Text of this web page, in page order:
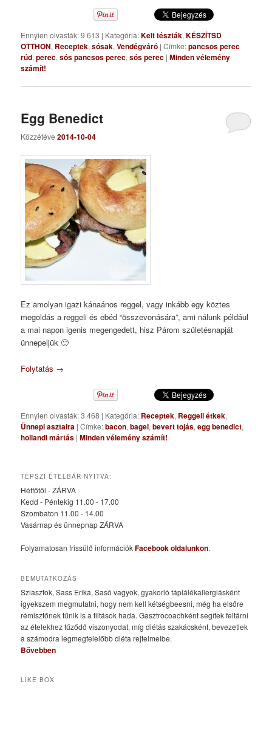
Ennyien olvasták: 9 613 | Kategória:Kelt tészták,KÉSZÍTSD
OTTHON, Receptek,sósak,Vendégváró |Címke:pancsos perec
rúd,perec,sós pancsos perec,sós perec |Minden vélemény
számít!
Egg Benedict
Közzétéve2014-10-04
Ez amolyan igazi kánaános reggel, vagy inkább egy köztes
megoldás a reggeli és ebéd “összevonására”, ami nálunk például
a mai napon igenis megengedett, hisz Párom születésnapját
ünnepeljük 🙂
Folytatás →
Ennyien olvasták: 3 468 | Kategória: Receptek, Reggeli étkek,
Ünnepi asztalra |Címke:bacon,bagel,bevert tojás,egg benedict,
hollandi mártás |Minden vélemény számít!
TEPSZI ÉTELBÁR NYITVA:
Hétfőtől - ZÁRVA
Kedd - Péntekig 11.00 - 17.00
Szombaton 11.00 - 14.00
Vasárnap és ünnepnap ZÁRVA
Folyamatosan frissülő információkFacebook oldalunkon.
BEMUTATKOZÁS
Sziasztok, Sass Erika, Sasó vagyok, gyakorló táplálékallergiásként
igyekszem megmutatni, hogy nem kell kétségbeesni, még ha elsőre
rémisztőnek tűnik is a tiltások hada. Gasztrocoachként segítek feltárni
az ételekhez fűződő viszonyodat, míg diétás szakácsként, bevezetlek
a számodra legmegfelelőbb diéta rejtelmeibe.
Bővebben
LIKE BOX